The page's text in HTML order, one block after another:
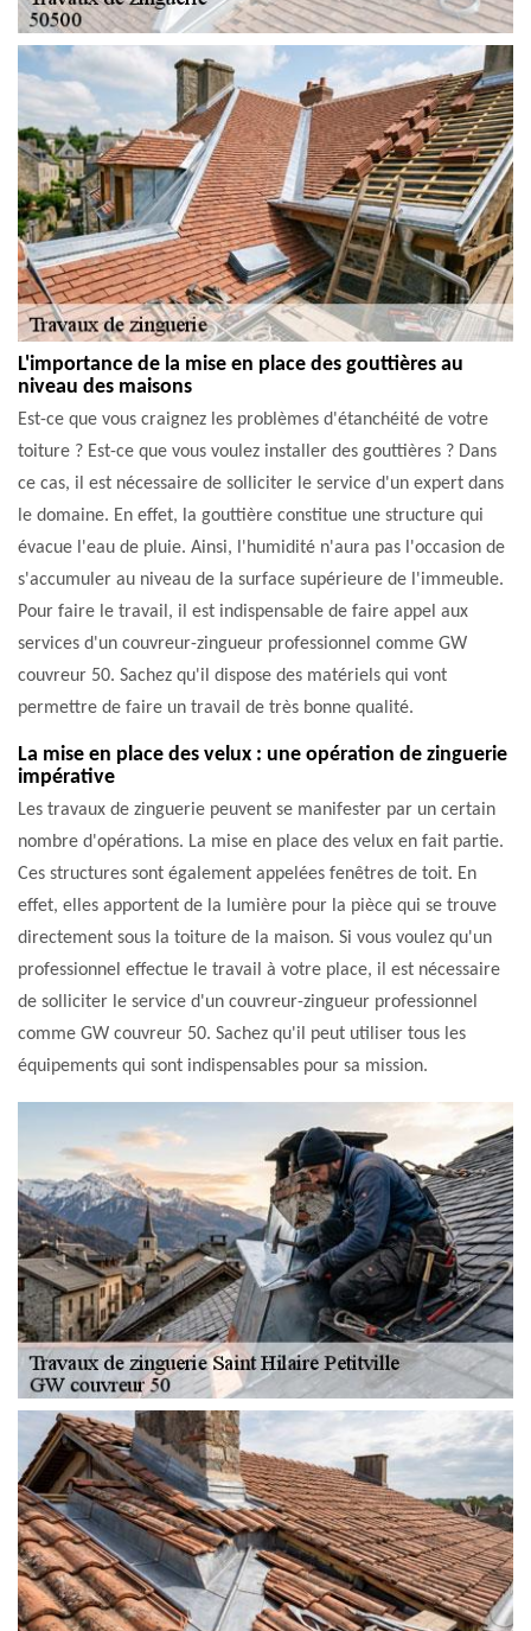
L'importance de la mise en place des gouttières au
niveau des maisons
Est-ce que vous craignez les problèmes d'étanchéité de votre
toiture ? Est-ce que vous voulez installer des gouttières ? Dans
ce cas, il est nécessaire de solliciter le service d'un expert dans
le domaine. En effet, la gouttière constitue une structure qui
évacue l'eau de pluie. Ainsi, l'humidité n'aura pas l'occasion de
s'accumuler au niveau de la surface supérieure de l'immeuble.
Pour faire le travail, il est indispensable de faire appel aux
services d'un couvreur-zingueur professionnel comme GW
couvreur 50. Sachez qu'il dispose des matériels qui vont
permettre de faire un travail de très bonne qualité.
La mise en place des velux : une opération de zinguerie
impérative
Les travaux de zinguerie peuvent se manifester par un certain
nombre d'opérations. La mise en place des velux en fait partie.
Ces structures sont également appelées fenêtres de toit. En
effet, elles apportent de la lumière pour la pièce qui se trouve
directement sous la toiture de la maison. Si vous voulez qu'un
professionnel effectue le travail à votre place, il est nécessaire
de solliciter le service d'un couvreur-zingueur professionnel
comme GW couvreur 50. Sachez qu'il peut utiliser tous les
équipements qui sont indispensables pour sa mission.